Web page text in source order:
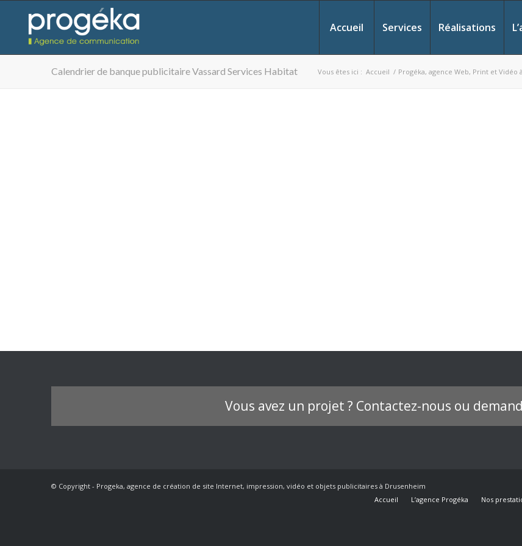
Accueil Services Réalisations
Calendrier de banque publicitaire Vassard Services Habitat Vous êtes ici : Accueil / Progéka, agence Web, Print et Vidéo
Vous avez un projet ? Contactez-nous ou
© Copyright - Progeka, agence de création de site Internet, impression, vidéo et objets publicitaires à Drusenheim
Accueil
L’agence Progéka Nos